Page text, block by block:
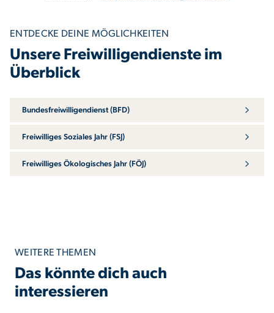
ENTDECKE DEINE MÖGLICHKEITEN
Unsere Freiwilligendienste im
Überblick
Bundesfreiwilligendienst (BFD)
Freiwilliges Soziales Jahr (FSJ)
Freiwilliges Ökologisches Jahr (FÖJ)
WEITERE THEMEN
Das könnte dich auch
interessieren